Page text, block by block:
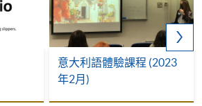
意大利語體驗課程 (2023
年2月)